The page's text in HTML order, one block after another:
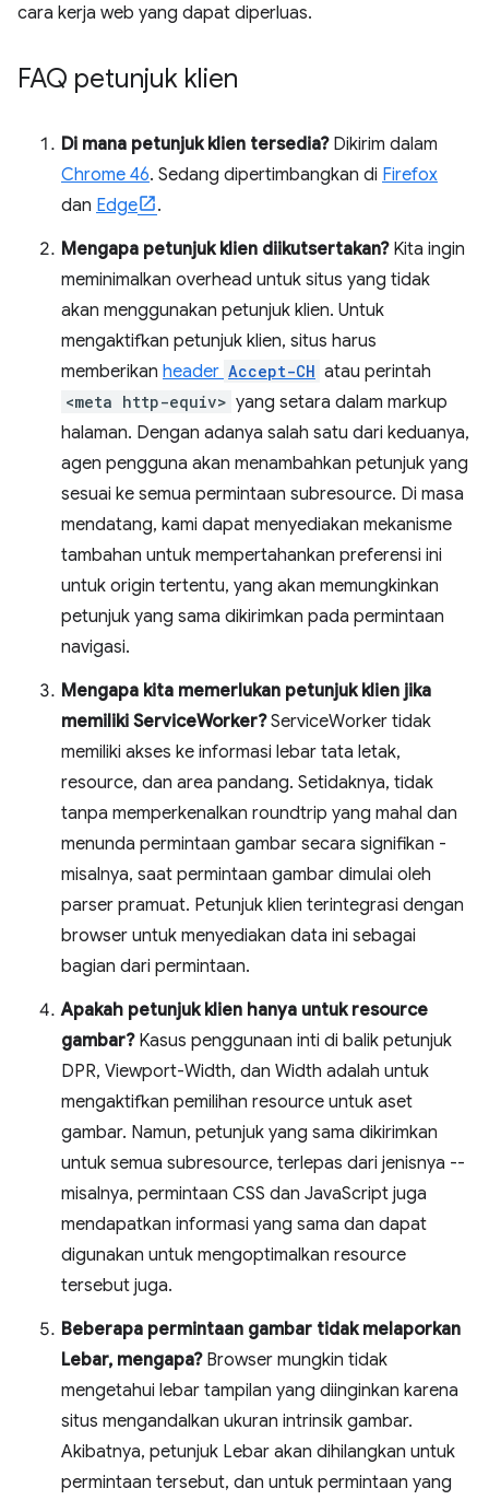
cara kerja web yang dapat diperluas.
FAQ petunjuk klien
Di mana petunjuk klien tersedia?Dikirim dalam
Chrome 46. Sedang dipertimbangkan di Firefox
dan Edge
.
Mengapa petunjuk klien diikutsertakan?Kita ingin
meminimalkan overhead untuk situs yang tidak
akan menggunakan petunjuk klien. Untuk
mengaktifkan petunjuk klien, situs harus
memberikan header Accept-CH atau perintah
<meta http-equiv> yang setara dalam markup
halaman. Dengan adanya salah satu dari keduanya,
agen pengguna akan menambahkan petunjuk yang
sesuai ke semua permintaan subresource. Di masa
mendatang, kami dapat menyediakan mekanisme
tambahan untuk mempertahankan preferensi ini
untuk origin tertentu, yang akan memungkinkan
petunjuk yang sama dikirimkan pada permintaan
navigasi.
Mengapa kita memerlukan petunjuk klien jika
memiliki ServiceWorker?ServiceWorker tidak
memiliki akses ke informasi lebar tata letak,
resource, dan area pandang. Setidaknya, tidak
tanpa memperkenalkan roundtrip yang mahal dan
menunda permintaan gambar secara signifikan -
misalnya, saat permintaan gambar dimulai oleh
parser pramuat. Petunjuk klien terintegrasi dengan
browser untuk menyediakan data ini sebagai
bagian dari permintaan.
Apakah petunjuk klien hanya untuk resource
gambar?Kasus penggunaan inti di balik petunjuk
DPR, Viewport-Width, dan Width adalah untuk
mengaktifkan pemilihan resource untuk aset
gambar. Namun, petunjuk yang sama dikirimkan
untuk semua subresource, terlepas dari jenisnya --
misalnya, permintaan CSS dan JavaScript juga
mendapatkan informasi yang sama dan dapat
digunakan untuk mengoptimalkan resource
tersebut juga.
Beberapa permintaan gambar tidak melaporkan
Lebar, mengapa?Browser mungkin tidak
mengetahui lebar tampilan yang diinginkan karena
situs mengandalkan ukuran intrinsik gambar.
Akibatnya, petunjuk Lebar akan dihilangkan untuk
permintaan tersebut, dan untuk permintaan yang